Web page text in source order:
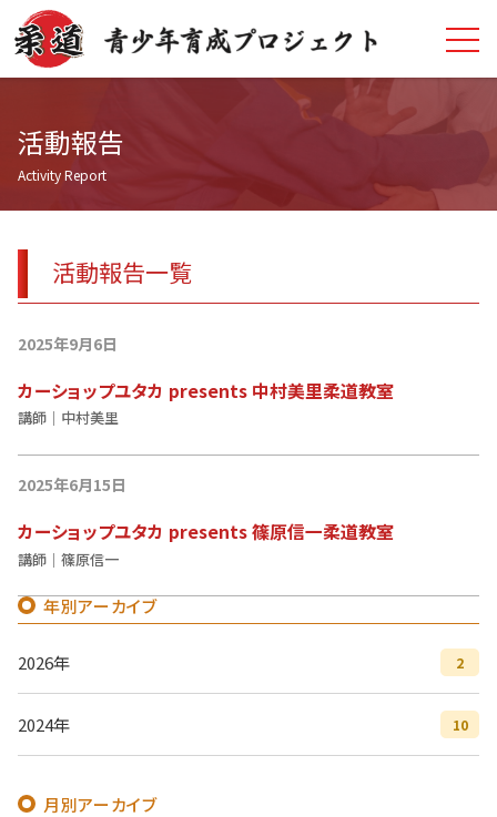
活動報告
Activity Report
活動報告一覧
2025年9月6日
カーショップユタカ presents 中村美里柔道教室
講師｜中村美里
2025年6月15日
カーショップユタカ presents 篠原信一柔道教室
講師｜篠原信一
年別アーカイブ
2026年 2
2024年 10
月別アーカイブ